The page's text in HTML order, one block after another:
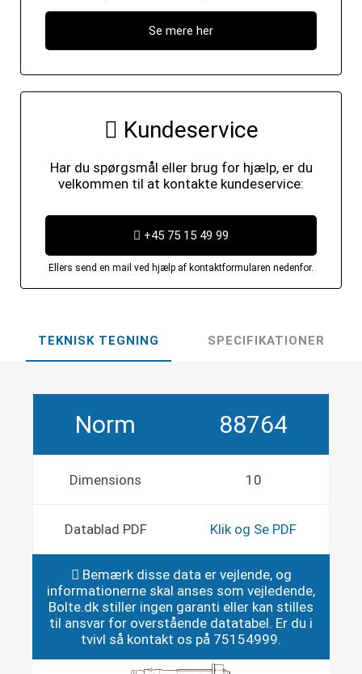
Se mere her
Kundeservice
Har du spørgsmål eller brug for hjælp, er du
velkommen til at kontakte kundeservice:
+45 75 15 49 99
Ellers send en mail ved hjælp af kontaktformularen nedenfor.
TEKNISK TEGNING SPECIFIKATIONER
Norm 88764
Dimensions 10
Datablad PDF Klik og Se PDF
Bemærk disse data er vejlende, og
informationerne skal anses som vejledende,
Bolte.dk stiller ingen garanti eller kan stilles
til ansvar for overstående datatabel. Er du i
tvivl så kontakt os på 75154999.